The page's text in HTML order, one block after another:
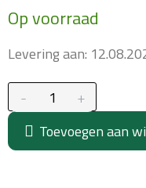
prijs:
Op voorraad
Levering aan:
Toevoegen aan